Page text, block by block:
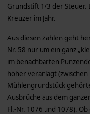
Grundstift 1/3 der Steuer.
Kreuzer im Jahr.
Aus diesen Zahlen geht
Nr. 58 nur um ein ganz
im benachbarten
höher veranlagt
Mühlengrundstück
Ausbrüche aus dem
Fl.-Nr. 1076 und 1078).